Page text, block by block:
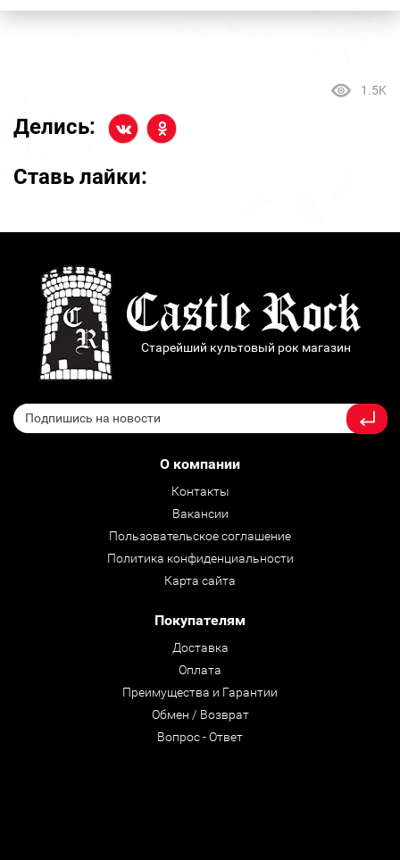
1.5K
Делись:
Ставь лайки:
Старейший культовый рок магазин
О компании
Контакты
Вакансии
Пользовательское соглашение
Политика конфиденциальности
Карта сайта
Покупателям
Доставка
Оплата
Преимущества и Гарантии
Обмен / Возврат
Вопрос - Ответ